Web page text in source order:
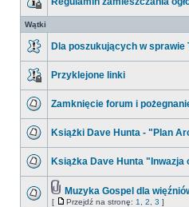
Wątki
Dla poszukujących w sprawie
Przyklejone linki
Zamknięcie forum i
Książki Dave Hunta - "Plan
Książka Dave Hunta "Inwazja
Muzyka Gospel dla
[ Przejdź na stronę: 1 2 3 ]